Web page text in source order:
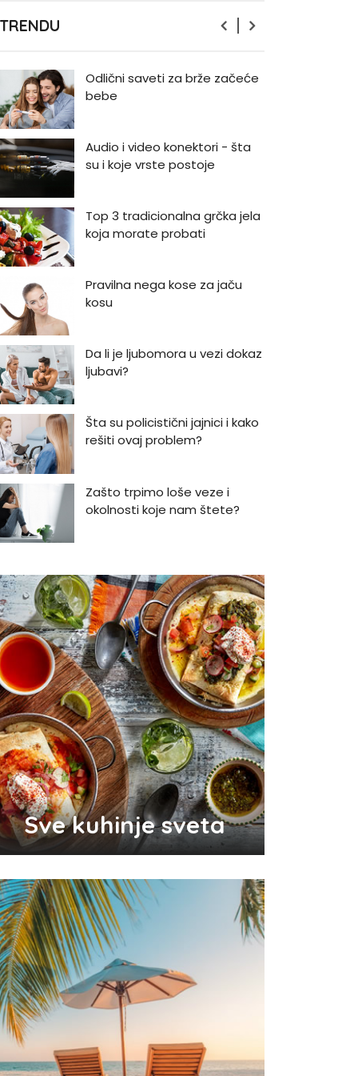
Odlični saveti za brže začeće
bebe
Audio i video konektori - šta
su i koje vrste postoje
Top 3 tradicionalna grčka jela
koja morate probati
Pravilna nega kose za jaču
kosu
Da li je ljubomora u vezi dokaz
ljubavi?
Šta su policistični jajnici i kako
rešiti ovaj problem?
Zašto trpimo loše veze i
okolnosti koje nam štete?
kako prolaze godine braka?
5 načina kako da pobedite
stres
Zašto odlažemo bitne stvari i
kako da prestanemo?
Odlični saveti za brže začeće
bebe
Audio i video konektori - šta
su i koje vrste postoje
Top 3 tradicionalna grčka jela
koja morate probati
Pravilna nega kose za jaču
kosu
Da li je ljubomora u vezi dokaz
ljubavi?
Sve kuhinje sveta